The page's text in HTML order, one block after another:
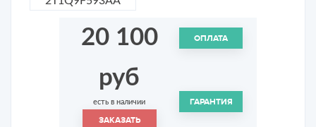
20 100
руб
есть в наличии
ЗАКАЗАТЬ
ОПЛАТА
ГАРАНТИЯ